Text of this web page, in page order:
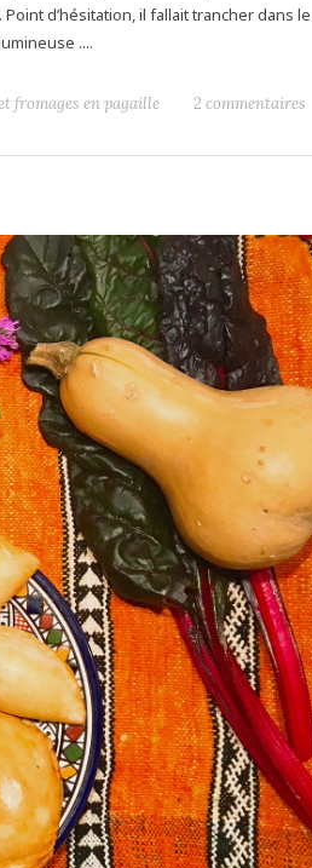
d’hésitation, il fallait trancher dans le
....
fromages en pagaille 2 commentaires